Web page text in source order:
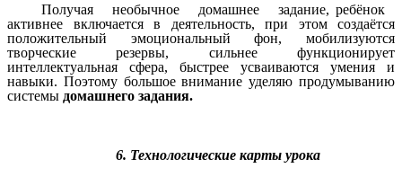
Получая необычное домашнее задание, ребёнок
активнее включается в деятельность, при этом создаётся
положительный эмоциональный фон, мобилизуются
творческие резервы, сильнее функционирует
интеллектуальная сфера, быстрее усваиваются умения и
навыки. Поэтому большое внимание уделяю продумыванию
системы домашнего задания.
6. Технологические карты урока